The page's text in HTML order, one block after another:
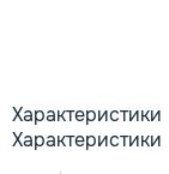
Характеристики
Характеристики